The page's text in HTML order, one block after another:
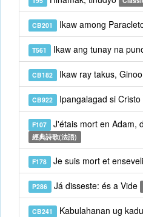
CB201 Ikaw among
T561 Ikaw ang tunay na
CB182 Ikaw ray takus, Ginoo
CB922 Ipangalagad si Cristo
F107 J'étais mort en Adam,
經典詩歌(法語)
F178 Je suis mort et enseveli
P286 Já disseste: és a Vide
CB241 Kabulahanan ug